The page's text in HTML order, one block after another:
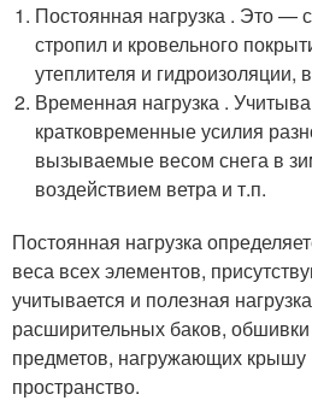
Постоянная нагрузка . Это —
стропил и кровельного
утеплителя и гидроизоляции,
Временная нагрузка .
кратковременные усилия
вызываемые весом снега в
воздействием ветра и т.п.
Постоянная нагрузка
веса всех элементов,
учитывается и полезная
расширительных баков,
предметов, нагружающих крышу
пространство.